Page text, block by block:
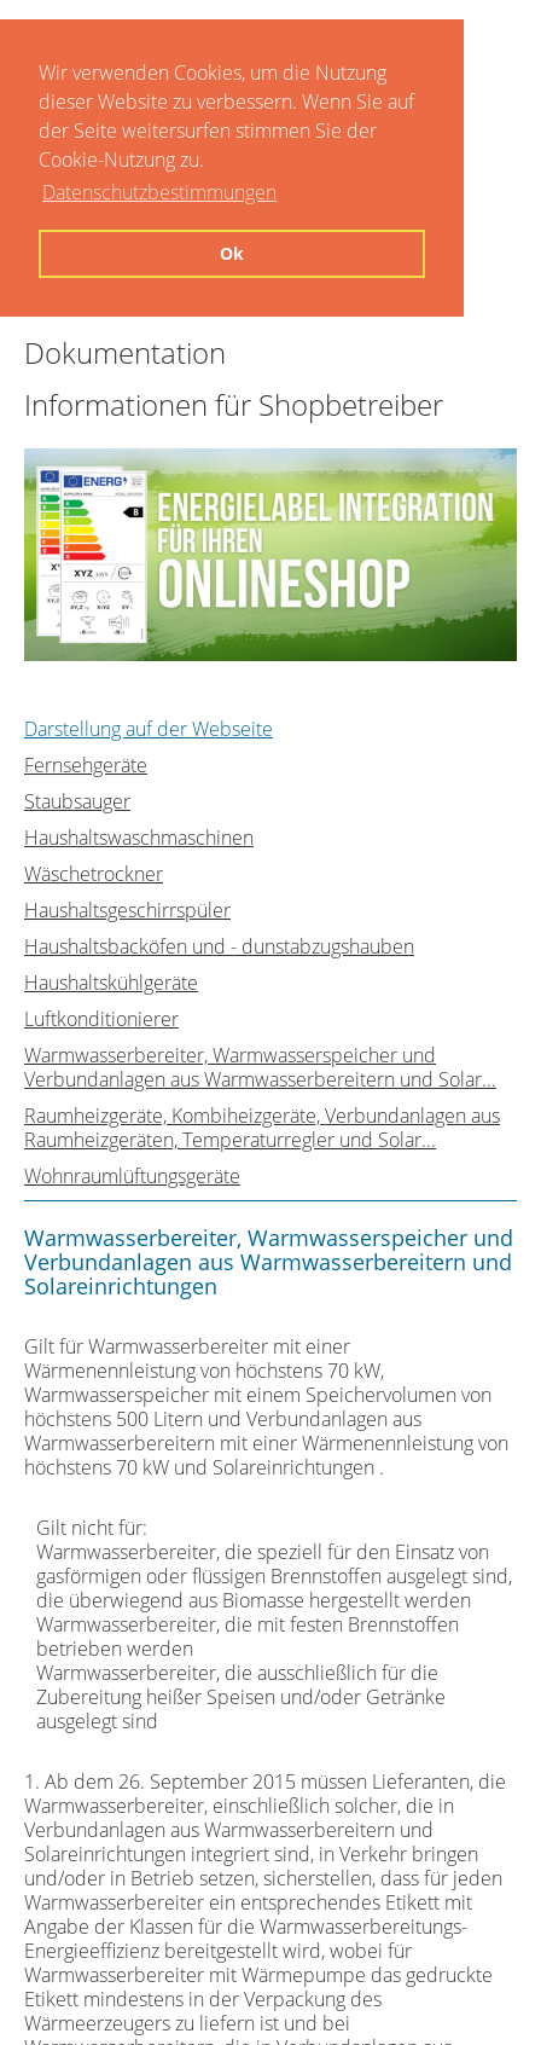
Wir verwenden Cookies, um die Nutzung
dieser Website zu verbessern. Wenn Sie auf
der Seite weitersurfen stimmen Sie der
Cookie-Nutzung zu.
Datenschutzbestimmungen
Ok
Dokumentation
Informationen für Shopbetreiber
Darstellung auf der Webseite
Fernsehgeräte
Staubsauger
Haushaltswaschmaschinen
Wäschetrockner
Haushaltsgeschirrspüler
Haushaltsbacköfen und - dunstabzugshauben
Haushaltskühlgeräte
Luftkonditionierer
Warmwasserbereiter, Warmwasserspeicher und
Verbundanlagen aus Warmwasserbereitern und Solar...
Raumheizgeräte, Kombiheizgeräte, Verbundanlagen aus
Raumheizgeräten, Temperaturregler und Solar...
Wohnraumlüftungsgeräte
Warmwasserbereiter, Warmwasserspeicher und
Verbundanlagen aus Warmwasserbereitern und
Solareinrichtungen
Gilt für Warmwasserbereiter mit einer
Wärmenennleistung von höchstens 70 kW,
Warmwasserspeicher mit einem Speichervolumen von
höchstens 500 Litern und Verbundanlagen aus
Warmwasserbereitern mit einer Wärmenennleistung von
höchstens 70 kW und Solareinrichtungen .
Gilt nicht für:
Warmwasserbereiter, die speziell für den Einsatz von
gasförmigen oder flüssigen Brennstoffen ausgelegt sind,
die überwiegend aus Biomasse hergestellt werden
Warmwasserbereiter, die mit festen Brennstoffen
betrieben werden
Warmwasserbereiter, die ausschließlich für die
Zubereitung heißer Speisen und/oder Getränke
ausgelegt sind
1. Ab dem 26. September 2015 müssen Lieferanten, die
Warmwasserbereiter, einschließlich solcher, die in
Verbundanlagen aus Warmwasserbereitern und
Solareinrichtungen integriert sind, in Verkehr bringen
und/oder in Betrieb setzen, sicherstellen, dass für jeden
Warmwasserbereiter ein entsprechendes Etikett mit
Angabe der Klassen für die Warmwasserbereitungs-
Energieeffizienz bereitgestellt wird, wobei für
Warmwasserbereiter mit Wärmepumpe das gedruckte
Etikett mindestens in der Verpackung des
Wärmeerzeugers zu liefern ist und bei